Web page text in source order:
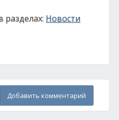
разделах: Новости
Добавить комментарий